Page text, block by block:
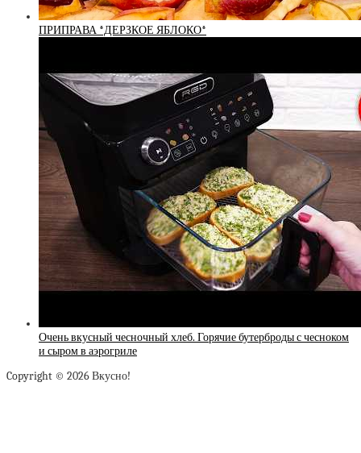
ПРИПРАВА *ДЕРЗКОЕ ЯБЛОКО*
Очень вкусный чесночный хлеб. Горячие бутерброды с чесноком
и сыром в аэрогриле
Copyright © 2026 Вкусно!